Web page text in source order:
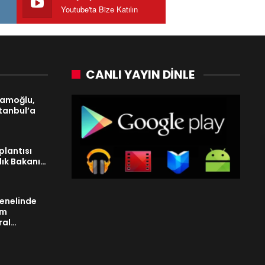
Youtube'ta Bize Katılın
Bakanı…
CANLI YAYIN DINLE